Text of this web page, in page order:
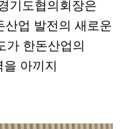
기도협의회장은
산업 발전의 새로운
가 한돈산업의
아끼지